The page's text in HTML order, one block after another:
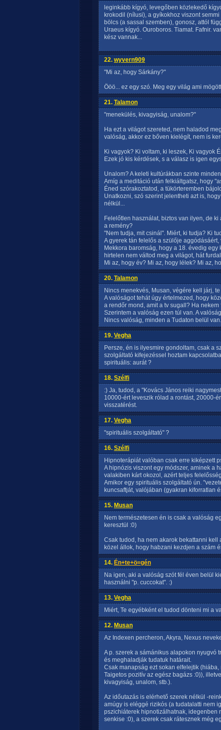
leginkább kígyó, levegőben közlekedő
krokodil (nílusi), a gyíkokhoz viszont
bölcs (a sassal szemben), gonosz, attól
Uraeus kígyó. Ouroboros. Tiamat. Fafnir.
kész vannak...
22. wyvern909
"Mi az, hogy Sárkány?"
Ööö... ez egy szó. Meg egy világ ami
21. Talamon
"menekülés, kivagyiság, unalom?"
Ha ezt a világot szereted, nem haladod
valóság, akkor ez bőven kielégít, nem is
Ki vagyok? Ki voltam, ki leszek, Ki vagyok
Ezek jó kis kérdések, s a válasz is igen
Unalom? A keleti kultúrákban szinte
Amíg a meditáció után felkiáltgatsz, hogy
Éned szórakoztatod, a tükörteremben
Unatkozni, szó szerint jelentheti azt is,
nélkül...
Felelőtlen használat, biztos van ilyen, de
a remény?
"Nem tudja, mit csinál". Miért, ki tudja? Ki
A gyerek tán felelős a szülője
Mekkora baromság, hogy a 18. évedig
hirtelen nem váltod meg a világot, hát
Mi az, hogy év? Mi az, hogy lélek? Mi az,
20. Talamon
Nincs menekvés, Musan, végére kell járj,
A valóságot tehát úgy értelmezed, hogy
a rendőr mond, amit a tv sugall? Ha
Szerintem a valóság ezen túl van. A
Nincs valóság, minden a Tudaton belül van.
19. Vegha
Persze, én is ilyesmire gondoltam, csak a
szolgáltató kifejezéssel hoztam
spirituális: aurát ?
18. Szélfi
:) Ja, tudod, a "Kovács János reiki
10000-ért leveszik rólad a rontást, 20000-
visszatérést.
17. Vegha
"spirituális szolgáltató" ?
16. Szélfi
Hipnoterápiát valóban csak erre kiképzett
A hipnózis viszont egy módszer, aminek a
valakiben kárt okozol, azért teljes
Amikor egy spirituális szolgáltató ún.
kuncsaftját, valójában (gyakran kiforratlan
15. Musan
Nem természetesen én is csak a valóság
keresztül :0)
Csak tudod, ha nem akarok bekattanni
közel állok, hogy habzani kezdjen a szám
14. Én+te+ö=gén
Na igen, aki a valóság szót fél éven belül
használni "p. cuccokat". :)
13. Vegha
Miért, Te egyébként el tudod dönteni mi a
12. Musan
Az Indexen percheron, Akyra, Nexus
A p. szerek a sámánikus alapokon nyugvó
és meghaladják tudatuk határait.
Csak manapság ezt sokan elfelejtik
Taigetos pozitív az egész bagázs :0)),
kivagyiság, unalom, stb.).
Az időutazás is elérhető szerek nélkül -
amúgy is eléggé rizikós (a tudatalatti nem
pszichiáterek hipnotizálhatnak, idegenben
senkise :0), a szerek csak rátesznek még